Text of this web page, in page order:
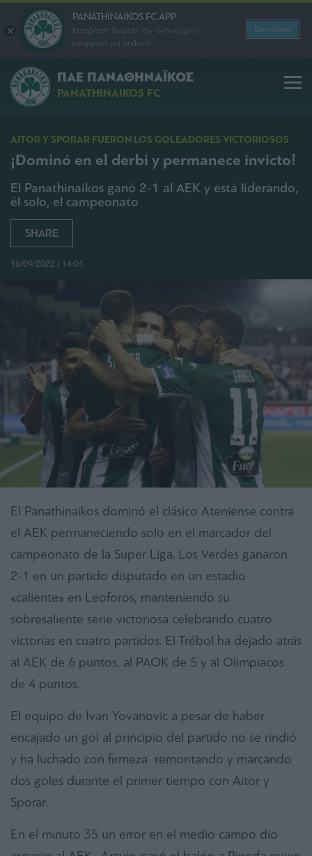
PANATHINAIKOS FC APP
Κατεβάστε δωρεάν την ανανεωμένη
εφαρμογή για Android
Download
ΠΑΕ ΠΑΝΑΘΗΝΑΪΚΟΣ
PANATHINAIKOS FC
ΑITOR Y SPORAR FUERON LOS GOLEADORES VICTORIOSOS
¡Dominó en el derbi y permanece invicto!
El Panathinaikos ganó 2-1 al ΑΕΚ y está liderando,
él solo, el campeonato
SHARE
16/09/2022 | 14:01
El Panathinaikos dominó el clásico Ateniense contra
el ΑΕΚ permaneciendo solo en el marcador del
campeonato de la Super Liga. Los Verdes ganaron
2-1 en un partido disputado en un estadio
«caliente» en Leoforos, manteniendo su
sobresaliente serie victoriosa celebrando cuatro
victorias en cuatro partidos. El Trébol ha dejado atrás
al AEK de 6 puntos, al PAOK de 5 y al Olimpiacos
de 4 puntos.
El equipo de Ivan Yovanovic a pesar de haber
encajado un gol al principio del partido no se rindió
y ha luchado con firmeza remontando y marcando
dos goles durante el primer tiempo con Aitor y
Sporar.
En el minuto 35 un error en el medio campo dio